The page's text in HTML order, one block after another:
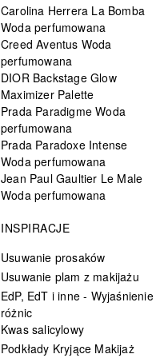
Carolina Herrera La Bomba
Woda perfumowana
Creed Aventus Woda
perfumowana
DIOR Backstage Glow
Maximizer Palette
Prada Paradigme Woda
perfumowana
Prada Paradoxe Intense
Woda perfumowana
Jean Paul Gaultier Le Male
Woda perfumowana
INSPIRACJE
Usuwanie prosaków
Usuwanie plam z makijażu
EdP, EdT i inne - Wyjaśnienie
różnic
Kwas salicylowy
Podkłady Kryjące Makijaż